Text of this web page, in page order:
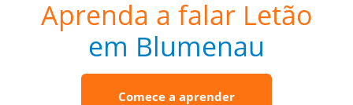
Aprenda a falar Letão
em Blumenau
Comece a aprender